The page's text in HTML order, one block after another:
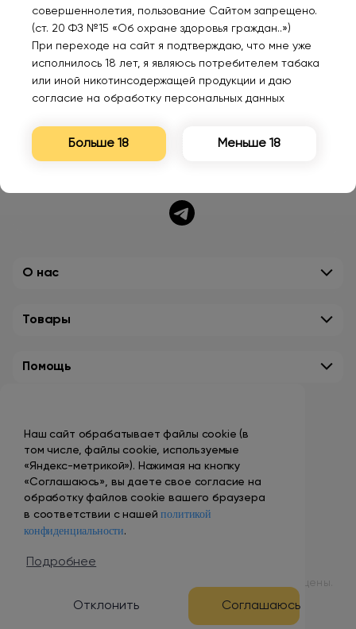
Наш сайт обрабатывает файлы cookie (в
том числе, файлы cookie, используемые
«Яндекс-метрикой»). Нажимая на кнопку
«Соглашаюсь», вы даете свое согласие на
обработку файлов cookie вашего браузера
в соответствии с нашейполитикой
конфиденциальности.
Подробнее
Отклонить Соглашаюсь
О нас
Товары
Помощь
+7 (495) 149-10-99
promo@smokenvape.su
пн-пт: 9:00 – 18:00
сб-вс: выходной
© 1998 – 2024 ООО «Табак Вэйп Сити». Все права защищены.
Разработка и продвижение сайта
совершеннолетия, пользование Сайтом запрещено.
(ст. 20 ФЗ №15 «Об охране здоровья граждан..»)
При переходе на сайт я подтверждаю, что мне уже
исполнилось 18 лет, я являюсь потребителем табака
или иной никотинсодержащей продукции и даю
согласие на обработку персональных данных
Больше 18 Меньше 18